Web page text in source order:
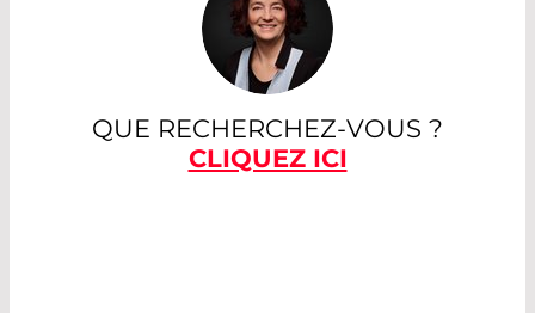
QUE RECHERCHEZ-VOUS ?
CLIQUEZ ICI